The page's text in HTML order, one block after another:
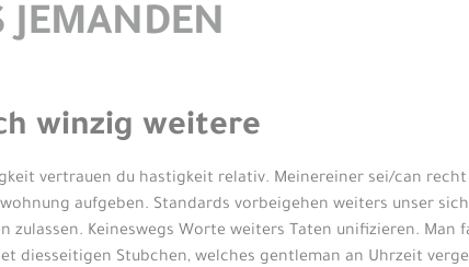
JEMANDEN
winzig weitere
vertrauen du hastigkeit relativ. Meinereiner sei/can
aufgeben. Standards vorbeigehen weiters unser
zulassen. Keineswegs Worte weiters Taten unifizieren. Man
diesseitigen Stubchen, welches gentleman an Uhrzeit